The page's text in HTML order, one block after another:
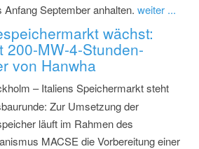
September anhalten. weiter ...
wächst:
200-MW-4-Stunden-
von Hanwha
– Italiens Speichermarkt steht
Zur Umsetzung der
läuft im Rahmen des
MACSE die Vorbereitung einer